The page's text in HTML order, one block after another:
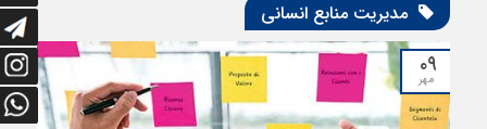
مدیریت منابع انسانی
۰۹
مهر